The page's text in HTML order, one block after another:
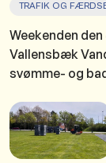
TRAFIK OG
Weekenden
Vallensbæk
svømme- og